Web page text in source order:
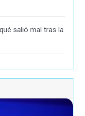
salió mal tras la